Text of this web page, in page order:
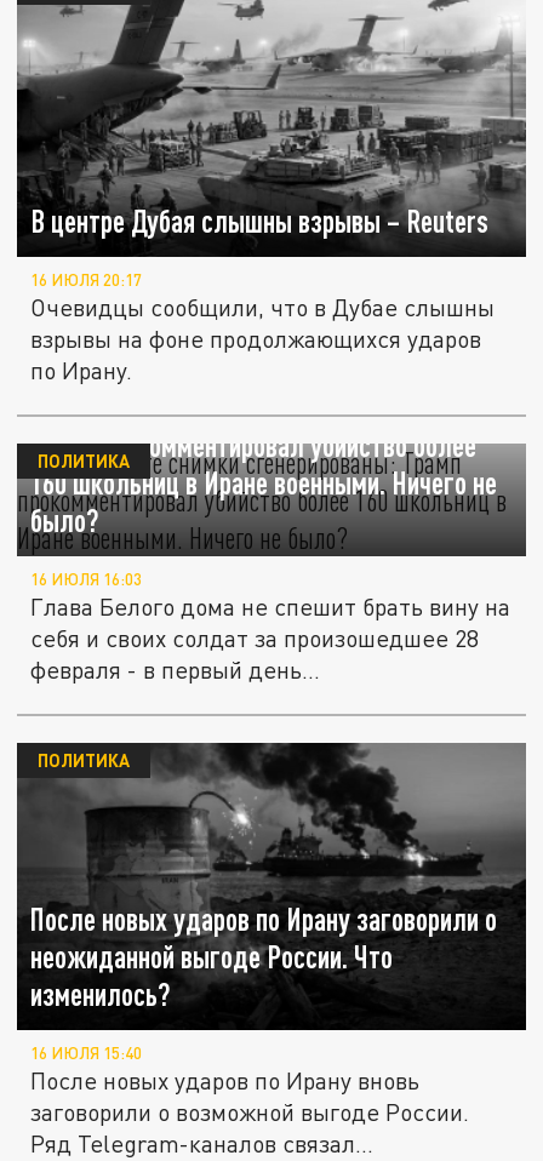
В центре Дубая слышны взрывы – Reuters
16 ИЮЛЯ 20:17
Очевидцы сообщили, что в Дубае слышны
взрывы на фоне продолжающихся ударов
по Ирану.
"Возможно, те снимки сгенерированы":
Трамп прокомментировал убийство более
160 школьниц в Иране военными. Ничего не
было?
ПОЛИТИКА
16 ИЮЛЯ 16:03
Глава Белого дома не спешит брать вину на
себя и своих солдат за произошедшее 28
февраля - в первый день...
После новых ударов по Ирану заговорили о
неожиданной выгоде России. Что
изменилось?
ПОЛИТИКА
16 ИЮЛЯ 15:40
После новых ударов по Ирану вновь
заговорили о возможной выгоде России.
Ряд Telegram-каналов связал...